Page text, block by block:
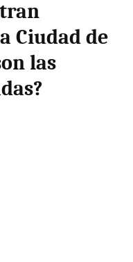
Ciudad de
las